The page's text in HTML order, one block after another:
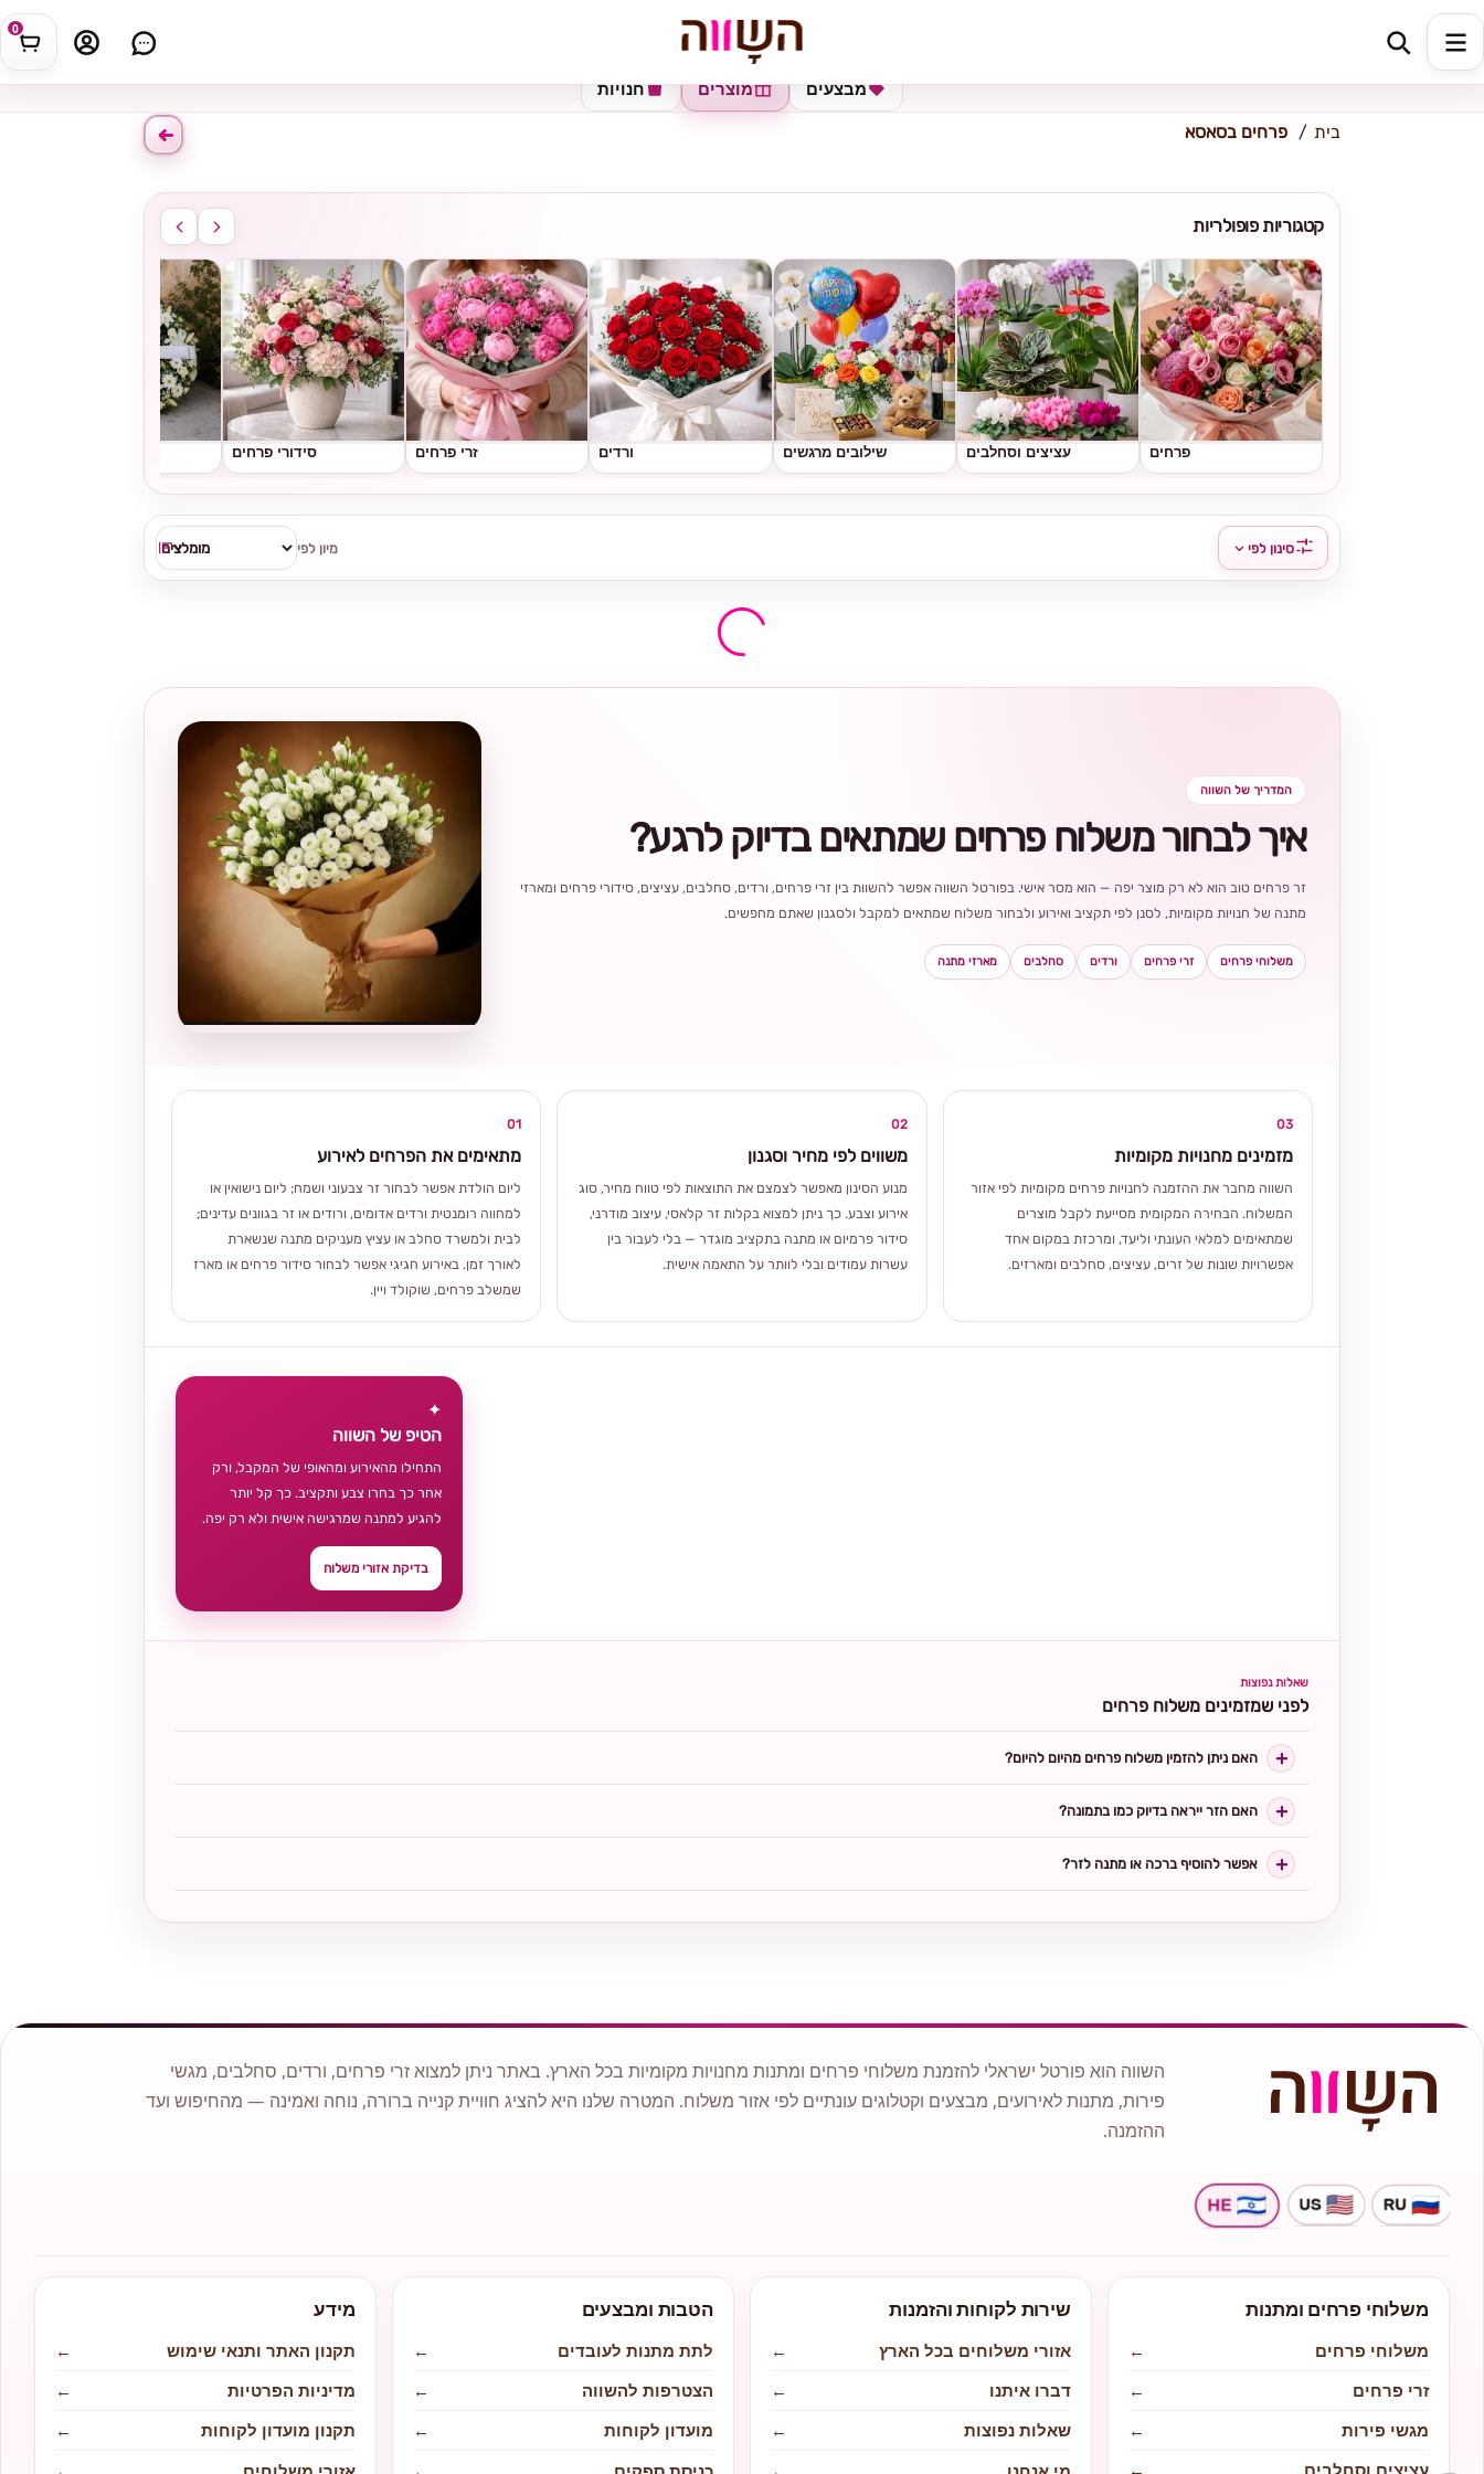
0 כתובת למשלוח
חנויות מוצרים מבצעים
בית פרחים בסאסא
קטגוריות פופולריות
פרחים עציצים וסחלבים שילובים מרגשים ורדים זרי פרחים סידורי פרחים
מיון לפי סינון לפי
המדריך של השווה
איך לבחור משלוח פרחים שמתאים בדיוק לרגע?
זר פרחים טוב הוא לא רק מוצר יפה — הוא מסר אישי. בפורטל השווה אפשר להשוות בין זרי פרחים, ורדים, סחלבים, עציצים, סידורי פרחים ומארזי
מתנה של חנויות מקומיות, לסנן לפי תקציב ואירוע ולבחור משלוח שמתאים למקבל ולסגנון שאתם מחפשים.
משלוחי פרחים זרי פרחים ורדים סחלבים מארזי מתנה
01
מתאימים את הפרחים לאירוע
ליום הולדת אפשר לבחור זר צבעוני ושמח; ליום נישואין או
למחווה רומנטית ורדים אדומים, ורודים או זר בגוונים עדינים;
לבית ולמשרד סחלב או עציץ מעניקים מתנה שנשארת
לאורך זמן. באירוע חגיגי אפשר לבחור סידור פרחים או מארז
שמשלב פרחים, שוקולד ויין.
02
משווים לפי מחיר וסגנון
מנוע הסינון מאפשר לצמצם את התוצאות לפי טווח מחיר, סוג
אירוע וצבע. כך ניתן למצוא בקלות זר קלאסי, עיצוב מודרני,
סידור פרמיום או מתנה בתקציב מוגדר — בלי לעבור בין
עשרות עמודים ובלי לוותר על התאמה אישית.
03
מזמינים מחנויות מקומיות
השווה מחבר את ההזמנה לחנויות פרחים מקומיות לפי אזור
המשלוח. הבחירה המקומית מסייעת לקבל מוצרים
שמתאימים למלאי העונתי וליעד, ומרכזת במקום אחד
אפשרויות שונות של זרים, עציצים, סחלבים ומארזים.
✦
הטיפ של השווה
התחילו מהאירוע ומהאופי של המקבל, ורק
אחר כך בחרו צבע ותקציב. כך קל יותר
להגיע למתנה שמרגישה אישית ולא רק יפה.
בדיקת אזורי משלוח
שאלות נפוצות
לפני שמזמינים משלוח פרחים
האם ניתן להזמין משלוח פרחים מהיום להיום?
האם הזר ייראה בדיוק כמו בתמונה?
אפשר להוסיף ברכה או מתנה לזר?
השווה הוא פורטל ישראלי להזמנת משלוחי פרחים ומתנות מחנויות מקומיות בכל הארץ. באתר ניתן למצוא זרי פרחים, ורדים, סחלבים, מגשי
פירות, מתנות לאירועים, מבצעים וקטלוגים עונתיים לפי אזור משלוח. המטרה שלנו היא להציג חוויית קנייה ברורה, נוחה ואמינה — מהחיפוש ועד
ההזמנה.
משלוחי פרחים ומתנות
משלוחי פרחים
←
זרי פרחים
←
מגשי פירות
←
שירות לקוחות והזמנות
אזורי משלוחים בכל הארץ
←
דברו איתנו
←
שאלות נפוצות
←
הטבות ומבצעים
לתת מתנות לעובדים
←
הצטרפות להשווה
←
מועדון לקוחות
←
מידע
תקנון האתר ותנאי שימוש
←
מדיניות הפרטיות
←
תקנון מועדון לקוחות
←